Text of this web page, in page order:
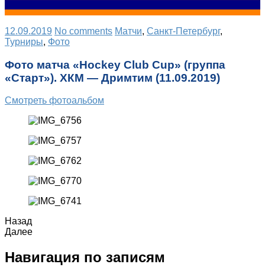
12.09.2019 No comments Матчи, Санкт-Петербург,
Турниры, Фото
Фото матча «Hockey Club Cup» (группа
«Старт»). ХКМ — Дримтим (11.09.2019)
Смотреть фотоальбом
Назад
Далее
Навигация по записям